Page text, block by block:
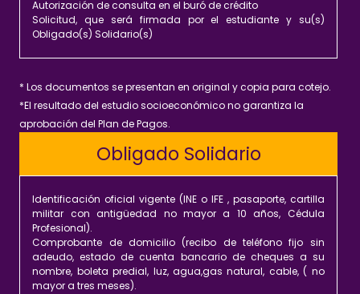
Autorización de consulta en el buró de crédito
Solicitud, que será firmada por el estudiante y su(s)
Obligado(s) Solidario(s)
* Los documentos se presentan en original y copia para cotejo.
*El resultado del estudio socioeconómico no garantiza la
aprobación del Plan de Pagos.
Obligado Solidario
Identificación oficial vigente (INE o IFE , pasaporte, cartilla
militar con antigüedad no mayor a 10 años, Cédula
Profesional).
Comprobante de domicilio (recibo de teléfono fijo sin
adeudo, estado de cuenta bancario de cheques a su
nombre, boleta predial, luz, agua,gas natural, cable, ( no
mayor a tres meses).